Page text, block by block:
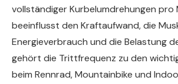
vollständiger Kurbelumdrehungen pro
beeinflusst den Kraftaufwand, die
Energieverbrauch und die Belastung
gehört die Trittfrequenz zu den
beim Rennrad, Mountainbike und